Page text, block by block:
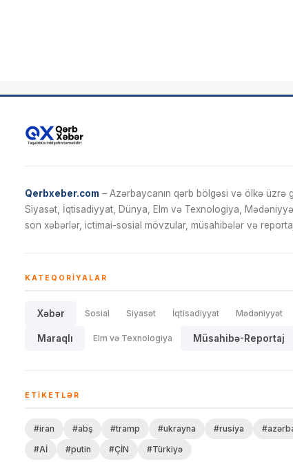
Qerbxeber.com – Azərbaycanın qərb bölgəsi və ölkə üzrə
Siyasət, İqtisadiyyat, Dünya, Elm və Texnologiya,
son xəbərlər, ictimai-sosial mövzular, müsahibələr və
KATEQORIYALAR
Xəbər Sosial Siyasət İqtisadiyyat Mədəniyyət
Maraqlı Elm və Texnologiya Müsahibə-Reportaj
ETIKETLƏR
#iran #abş #tramp #ukrayna #rusiya
#Aİ
#putin #ÇİN #Türkiyə